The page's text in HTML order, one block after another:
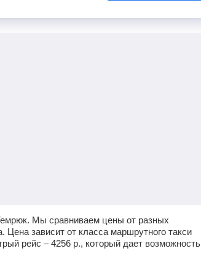
Мы сравниваем цены от разных
Цена зависит от класса маршрутного такси
рейс –4256 р., который дает возможность